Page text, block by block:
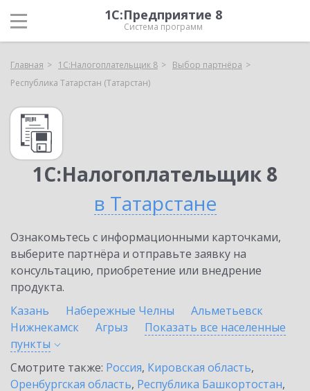
1С:Предприятие 8
Система программ
Главная 1С:Налогоплательщик 8
Выбор партнёра
Республика Татарстан (Татарстан)
1С:Налогоплательщик 8
в Татарстане
Ознакомьтесь с информационными карточками,
выберите партнёра и отправьте заявку на
консультацию, приобретение или внедрение
продукта.
Казань
Набережные Челны
Альметьевск
Нижнекамск
Агрыз
Показать все населенные
пункты
Смотрите также: Россия, Кировская область,
Оренбургская область, Республика Башкортостан,